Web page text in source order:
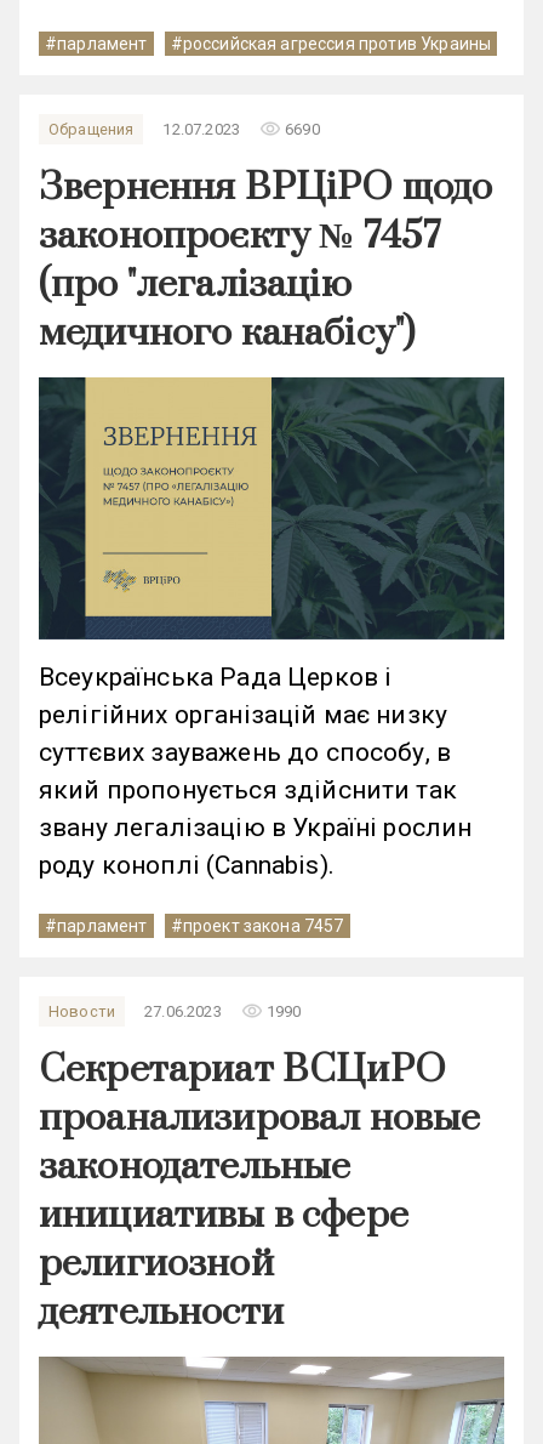
#парламент #российская агрессия против Украины
Обращения 12.07.2023 remove_red_eye 6690
Звернення ВРЦіРО щодо
законопроєкту № 7457
(про "легалізацію
медичного канабісу")
Всеукраїнська Рада Церков і
релігійних організацій має низку
суттєвих зауважень до способу, в
який пропонується здійснити так
звану легалізацію в Україні рослин
роду коноплі (Cannabis).
#парламент #проект закона 7457
Новости 27.06.2023 remove_red_eye 1990
Секретариат ВСЦиРО
проанализировал новые
законодательные
инициативы в сфере
религиозной
деятельности